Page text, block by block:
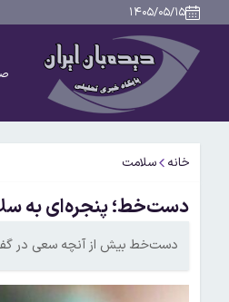
۱۴۰۵/۰۵/۱۵
خانه سلامت
دست‌خط؛ پنجره‌ای به
دست‌خط بیش از آنچه سعی در